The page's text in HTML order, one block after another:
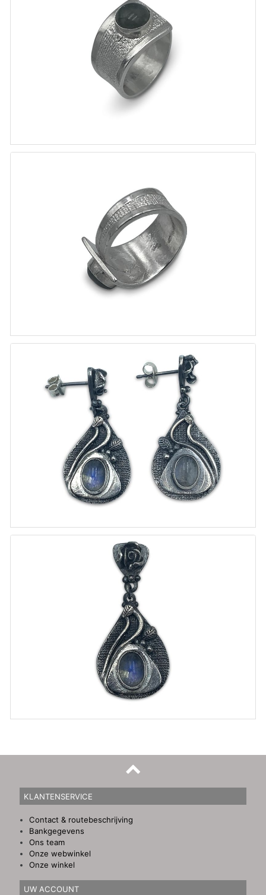
KLANTENSERVICE
Contact & routebeschrijving
Bankgegevens
Ons team
Onze webwinkel
Onze winkel
UW ACCOUNT